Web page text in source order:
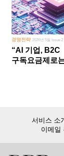
경영전략 2026년 5월 Issue 2
“AI 기업, B2C
구독요금제로
서비스 소
이메일